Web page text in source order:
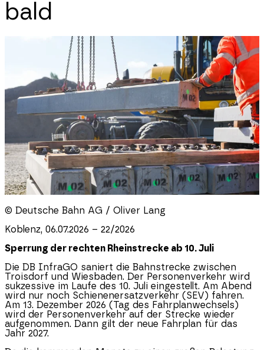
bald
© Deutsche Bahn AG / Oliver Lang
Koblenz, 06.07.2026 – 22/2026
Sperrung der rechten Rheinstrecke ab 10. Juli
Die DB InfraGO saniert die Bahnstrecke zwischen
Troisdorf und Wiesbaden. Der Personenverkehr wird
sukzessive im Laufe des 10. Juli eingestellt. Am Abend
wird nur noch Schienenersatzverkehr (SEV) fahren.
Am 13. Dezember 2026 (Tag des Fahrplanwechsels)
wird der Personenverkehr auf der Strecke wieder
aufgenommen. Dann gilt der neue Fahrplan für das
Jahr 2027.